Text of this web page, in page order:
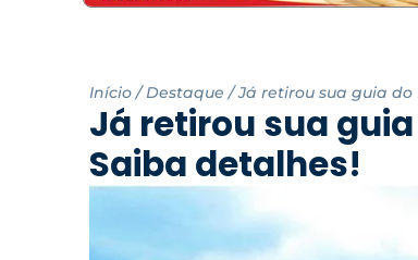
Início / Destaque / Já retirou sua guia do
Já retirou sua guia
Saiba detalhes!